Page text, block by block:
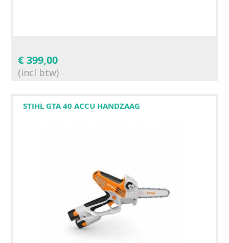
€ 399,00
(incl btw)
STIHL GTA 40 ACCU HANDZAAG